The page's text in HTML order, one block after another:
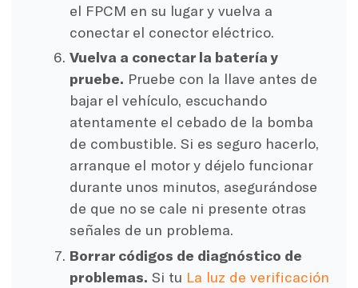
el FPCM en su lugar y vuelva a
conectar el conector eléctrico.
Vuelva a conectar la batería y
pruebe. Pruebe con la llave antes de
bajar el vehículo, escuchando
atentamente el cebado de la bomba
de combustible. Si es seguro hacerlo,
arranque el motor y déjelo funcionar
durante unos minutos, asegurándose
de que no se cale ni presente otras
señales de un problema.
Borrar códigos de diagnóstico de
problemas. Si tu La luz de verificación